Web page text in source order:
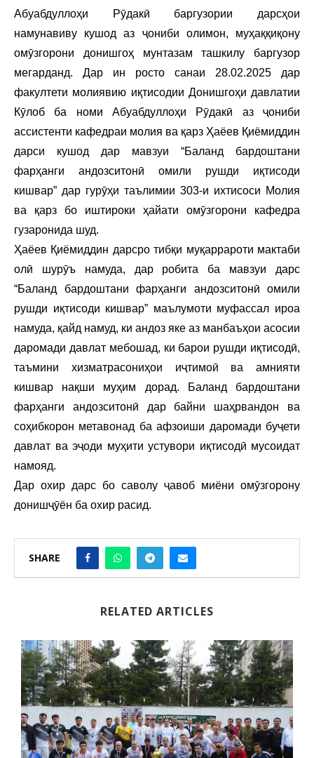
Абуабдуллоҳи Рӯдакӣ баргузории дарсҳои
намунавиву кушод аз ҷониби олимон, муҳаққиқону
омӯзгорони донишгоҳ мунтазам ташкилу баргузор
мегарданд. Дар ин росто санаи 28.02.2025 дар
факултети молиявию иқтисодии Донишгоҳи давлатии
Кӯлоб ба номи Абуабдуллоҳи Рӯдакӣ аз ҷониби
ассистенти кафедраи молия ва қарз Ҳаёев Қиёмиддин
дарси кушод дар мавзуи “Баланд бардоштани
фарҳанги андозситонӣ омили рушди иқтисоди
кишвар” дар гурӯҳи таълимии 303-и ихтисоси Молия
ва қарз бо иштироки ҳайати омӯзгорони кафедра
гузаронида шуд.
Ҳаёев Қиёмиддин дарсро тибқи муқаррароти мактаби
олӣ шурӯъ намуда, дар робита ба мавзуи дарс
“Баланд бардоштани фарҳанги андозситонӣ омили
рушди иқтисоди кишвар” маълумоти муфассал ироа
намуда, қайд намуд, ки андоз яке аз манбаъҳои асосии
даромади давлат мебошад, ки барои рушди иқтисодӣ,
таъмини хизматрасониҳои иҷтимоӣ ва амнияти
кишвар нақши муҳим дорад. Баланд бардоштани
фарҳанги андозситонӣ дар байни шаҳрвандон ва
соҳибкорон метавонад ба афзоиши даромади буҷети
давлат ва эҷоди муҳити устувори иқтисодӣ мусоидат
намояд.
Дар охир дарс бо саволу ҷавоб миёни омӯзгорону
донишҷӯён ба охир расид.
SHARE
RELATED ARTICLES